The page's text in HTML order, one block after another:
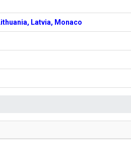
Latvia, Monaco